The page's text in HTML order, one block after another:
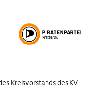
Kreisvorstands des KV